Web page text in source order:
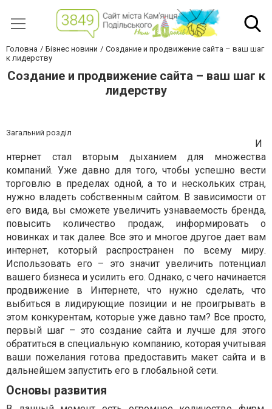
Головна Бізнес новини
Создание и продвижение сайта – ваш шаг
к лидерству
Создание и продвижение сайта – ваш шаг к
лидерству
Загальний розділ
И
нтернет стал вторым дыханием для множества
компаний. Уже давно для того, чтобы успешно вести
торговлю в пределах одной, а то и нескольких стран,
нужно владеть собственным сайтом. В зависимости от
его вида, вы сможете увеличить узнаваемость бренда,
повысить количество продаж, информировать о
новинках и так далее. Все это и многое другое дает вам
интернет, который распространен по всему миру.
Использовать его – это значит увеличить потенциал
вашего бизнеса и усилить его. Однако, с чего начинается
продвижение в Интернете, что нужно сделать, что
выбиться в лидирующие позиции и не проигрывать в
этом конкурентам, которые уже давно там? Все просто,
первый шаг – это создание сайта и лучше для этого
обратиться в специальную компанию, которая учитывая
ваши пожелания готова предоставить макет сайта и в
дальнейшем запустить его в глобальной сети.
Основы развития